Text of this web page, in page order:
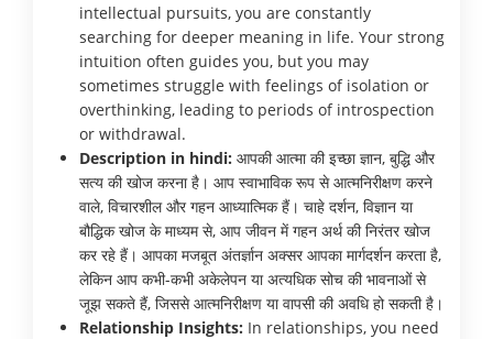
intellectual pursuits, you are constantly
searching for deeper meaning in life. Your strong
intuition often guides you, but you may
sometimes struggle with feelings of isolation or
overthinking, leading to periods of introspection
or withdrawal.
Description in hindi: आपकी आत्मा की इच्छा ज्ञान, बुद्धि और
सत्य की खोज करना है। आप स्वाभाविक रूप से आत्मनिरीक्षण करने
वाले, विचारशील और गहन आध्यात्मिक हैं। चाहे दर्शन, विज्ञान या
बौद्धिक खोज के माध्यम से, आप जीवन में गहन अर्थ की निरंतर खोज
कर रहे हैं। आपका मजबूत अंतर्ज्ञान अक्सर आपका मार्गदर्शन करता है,
लेकिन आप कभी-कभी अकेलेपन या अत्यधिक सोच की भावनाओं से
जूझ सकते हैं, जिससे आत्मनिरीक्षण या वापसी की अवधि हो सकती है।
Relationship Insights: In relationships, you need